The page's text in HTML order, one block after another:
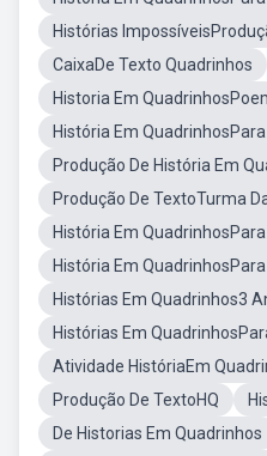
Histórias
CaixaDe Texto Quadrinhos
Historia Em
História Em
Produção De História Em
Produção De TextoTurma
História Em
História Em
Histórias Em Quadrinhos3
Histórias Em
Atividade HistóriaEm
Produção De TextoHQ
De Historias Em Quadrinhos